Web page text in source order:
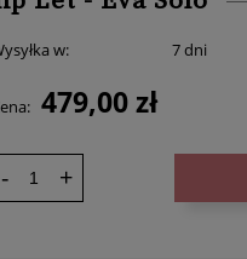
w: 7 dni
479,00 zł
- +